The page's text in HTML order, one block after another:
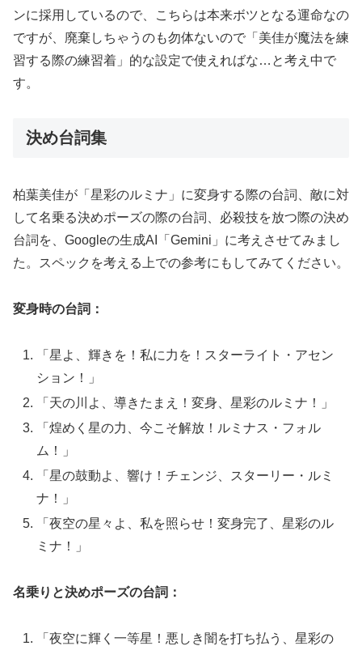
ンに採用しているので、こちらは本来ボツとなる運命なの
ですが、廃棄しちゃうのも勿体ないので「美佳が魔法を練
習する際の練習着」的な設定で使えればな…と考え中で
す。
決め台詞集
柏葉美佳が「星彩のルミナ」に変身する際の台詞、敵に対
して名乗る決めポーズの際の台詞、必殺技を放つ際の決め
台詞を、Googleの生成AI「Gemini」に考えさせてみまし
た。スペックを考える上での参考にもしてみてください。
変身時の台詞：
「星よ、輝きを！私に力を！スターライト・アセン
ション！」
「天の川よ、導きたまえ！変身、星彩のルミナ！」
「煌めく星の力、今こそ解放！ルミナス・フォル
ム！」
「星の鼓動よ、響け！チェンジ、スターリー・ルミ
ナ！」
「夜空の星々よ、私を照らせ！変身完了、星彩のル
ミナ！」
名乗りと決めポーズの台詞：
「夜空に輝く一等星！悪しき闇を打ち払う、星彩の